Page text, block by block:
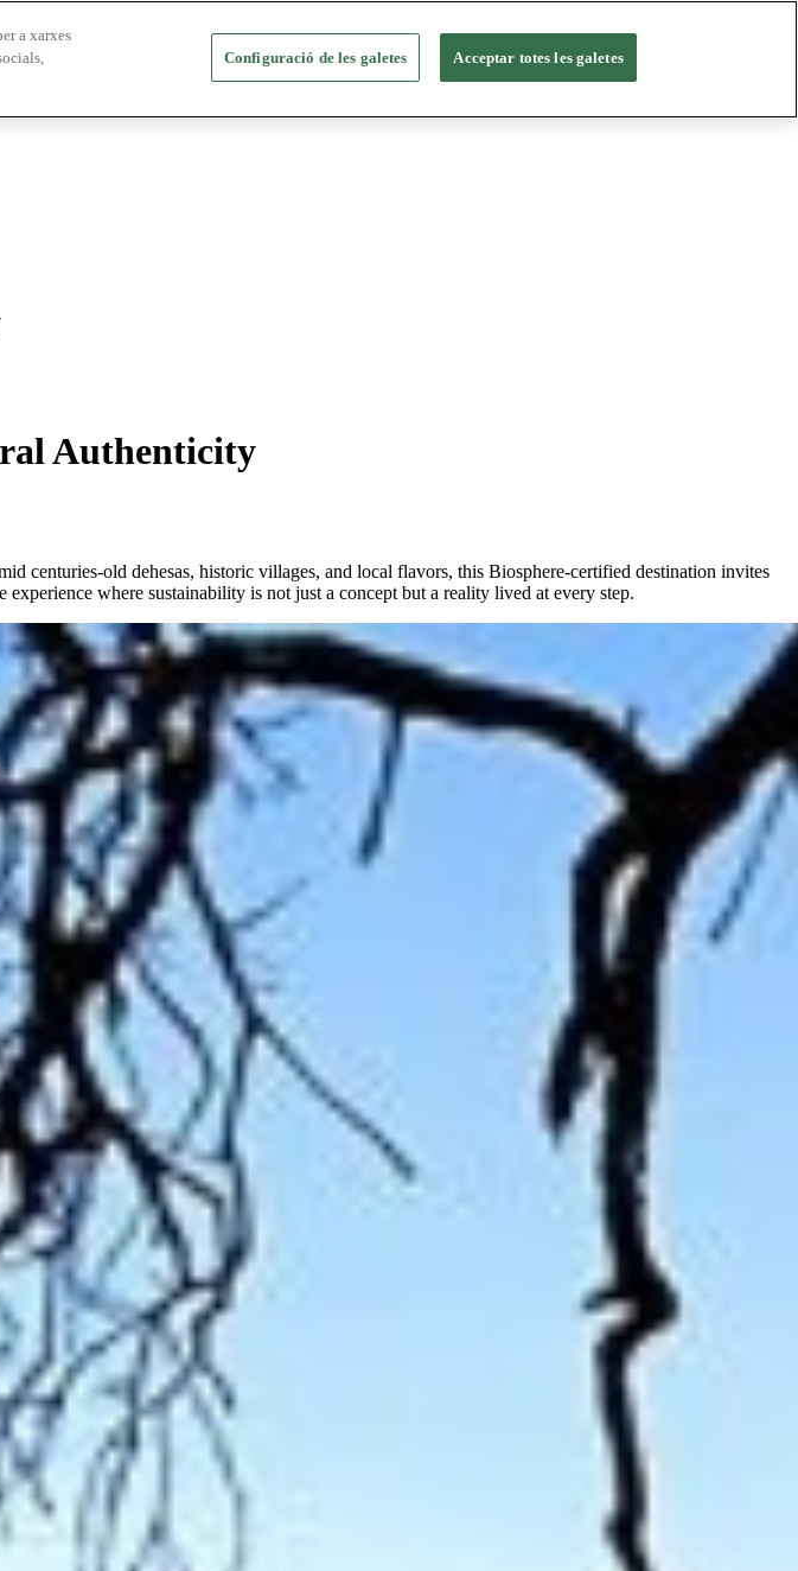
Authenticity
centuries-old dehesas, historic villages, and local flavors, this Biosphere-certified destination invites
where sustainability is not just a concept but a reality lived at every step.
a xarxes
Configuració de les galetes Acceptar totes les galetes